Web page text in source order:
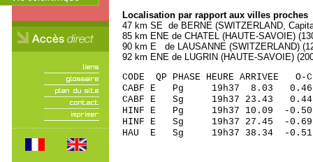
Localisation par rapport aux villes proches
47 km SE de BERNE (SWITZERLAND,
85 km ENE de CHATEL (HAUTE-SAVOIE)
90 km E de LAUSANNE (SWITZERLAND)
92 km ENE de LUGRIN (HAUTE-SAVOIE)
CODE QP PHASE HEURE
CABF E Pg 19h37
CABF E Sg 19h37 23.43
HINF E Pg 19h37
HINF E Sg 19h37
HAU E Sg 19h37 38.34 -